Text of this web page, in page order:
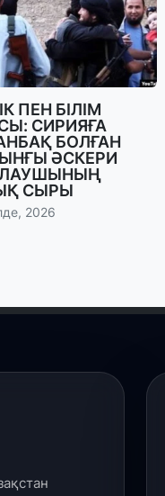
ПЕН БІЛІМ
СИРИЯҒА
БОЛҒАН
ӘСКЕРИ
СЫРЫ
2026